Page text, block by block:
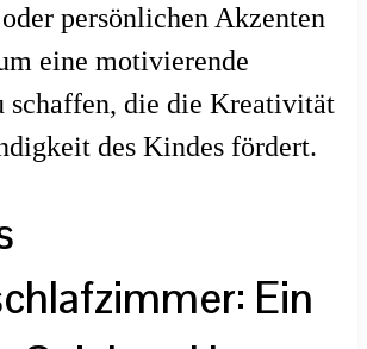
persönlichen Akzenten
eine motivierende
schaffen, die die Kreativität
des Kindes fördert.
Ein